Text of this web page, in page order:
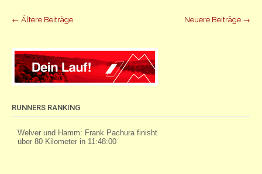
Beiträge
← Ältere Beiträge Neuere Beiträge →
RUNNERS RANKING